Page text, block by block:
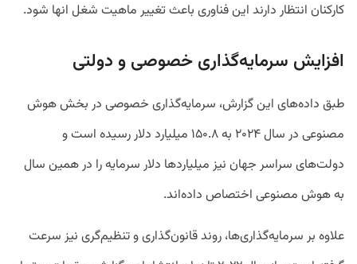
کارکنان انتظار دارند این فناوری باعث تغییر ماهیت شغل انها شود.
افزایش سرمایه‌گذاری خصوصی و دولتی
طبق داده‌های این گزارش، سرمایه‌گذاری خصوصی در بخش هوش
مصنوعی در سال ۲۰۲۴ به ۱۵۰.۸ میلیارد دلار رسیده است و
دولت‌های سراسر جهان نیز میلیارد‌ها دلار سرمایه را در همین سال
به هوش مصنوعی اختصاص داده‌اند.
علاوه بر سرمایه‌گذاری‌ها، روند قانون‌گذاری و تنظیم‌گری نیز سرعت